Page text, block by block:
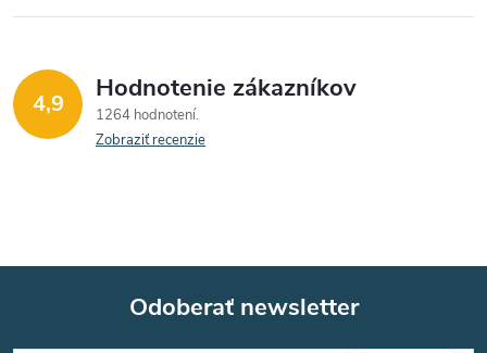
4,9 Hodnotenie zákazníkov
1264 hodnotení
Zobraziť recenzie
Odoberať newsletter